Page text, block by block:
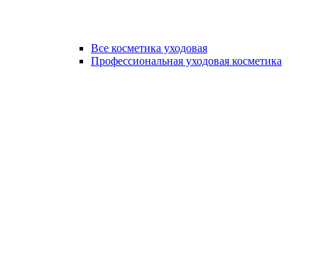
Все косметика уходовая
Профессиональная уходовая косметика